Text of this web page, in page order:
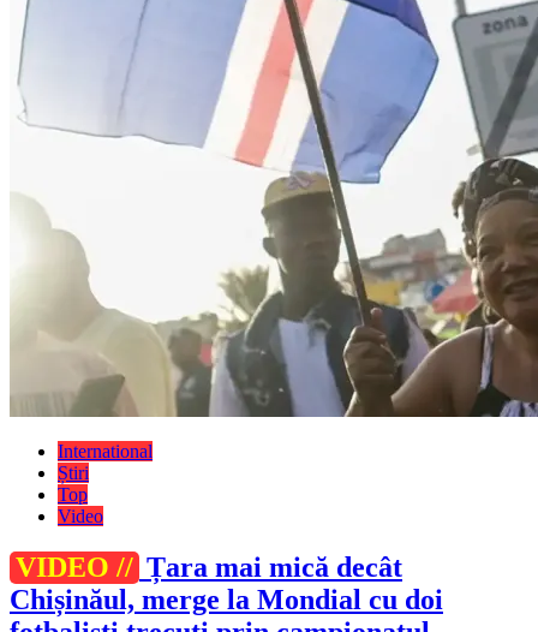
International
Știri
Top
Video
VIDEO // Țara mai mică decât
Chișinăul, merge la Mondial cu doi